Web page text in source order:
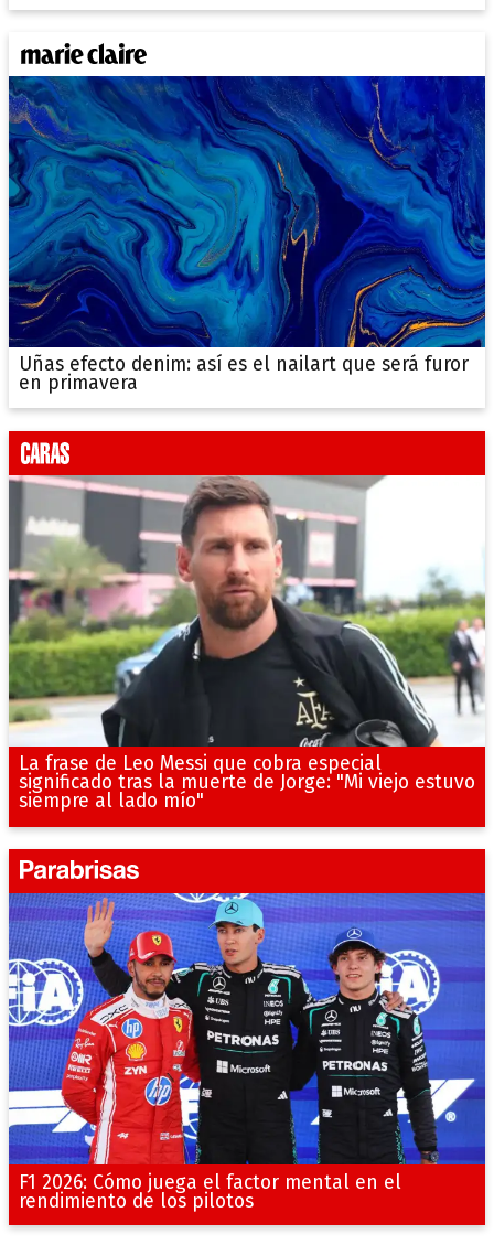
Uñas efecto denim: así es el nailart que será furor
en primavera
La frase de Leo Messi que cobra especial
significado tras la muerte de Jorge: "Mi viejo estuvo
siempre al lado mío"
F1 2026: Cómo juega el factor mental en el
rendimiento de los pilotos